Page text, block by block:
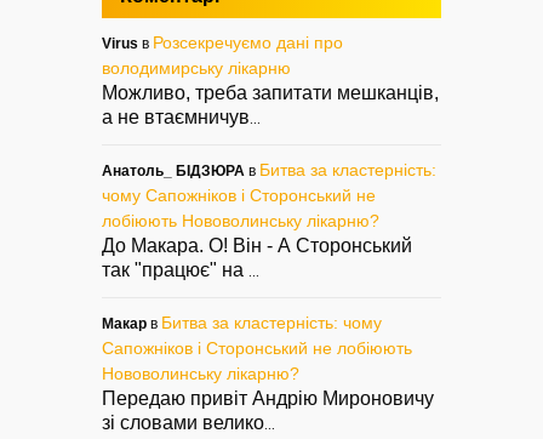
Virus в Розсекречуємо дані про
володимирську лікарню
Можливо, треба запитати мешканців,
а не втаємничув
Анатоль_ БІДЗЮРА в Битва за кластерність:
чому Сапожніков і Сторонський не
лобіюють Нововолинську лікарню?
До Макара. О! Він - А Сторонський
так "працює" на
Макар в Битва за кластерність: чому
Сапожніков і Сторонський не лобіюють
Нововолинську лікарню?
Передаю привіт Андрію Мироновичу
зі словами велико